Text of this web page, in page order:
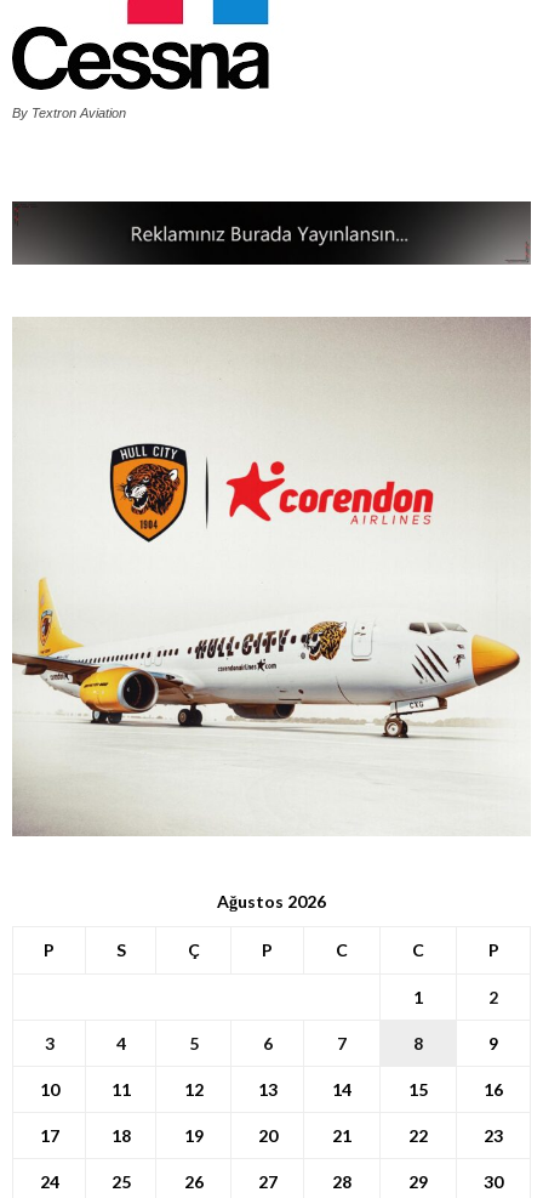
By Textron Aviation
Ağustos 2026
P S Ç P C C P
1 2
3 4 5 6 7 8 9
10 11 12 13 14 15 16
17 18 19 20 21 22 23
24 25 26 27 28 29 30